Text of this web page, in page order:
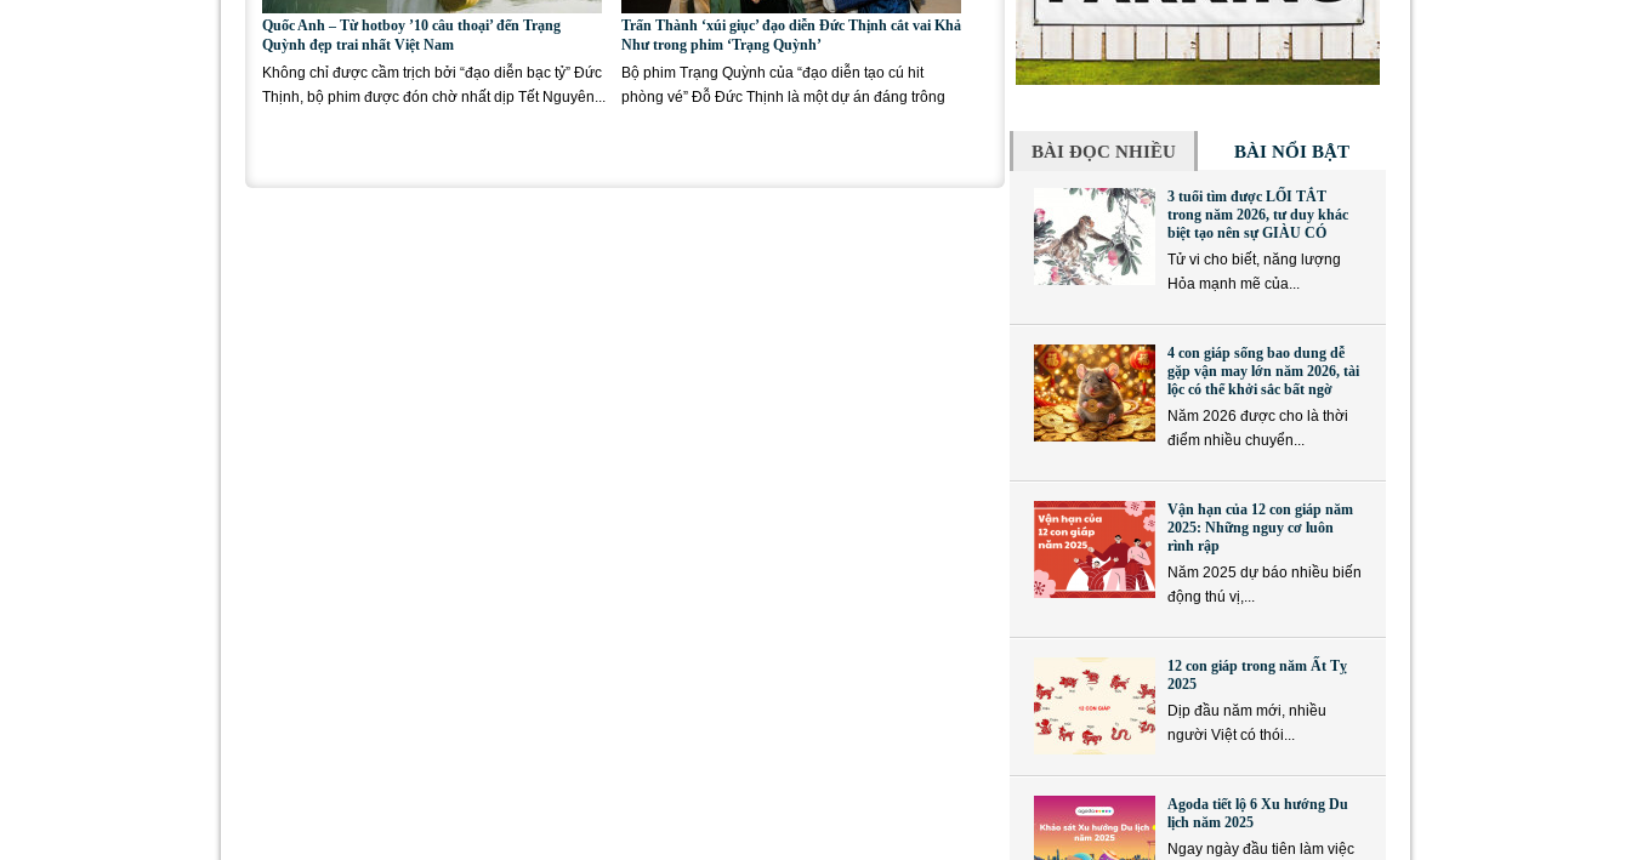
Quốc Anh – Từ hotboy ’10 câu thoại’ đến Trạng
Quỳnh đẹp trai nhất Việt Nam
Không chỉ được cầm trịch bởi “đạo diễn bạc tỷ” Đức
Thịnh, bộ phim được đón chờ nhất dịp Tết Nguyên...
Trấn Thành ‘xúi giục’ đạo diễn Đức Thịnh cắt vai Khả
Như trong phim ‘Trạng Quỳnh’
Bộ phim Trạng Quỳnh của “đạo diễn tạo cú hit
phòng vé” Đỗ Đức Thịnh là một dự án đáng trông
BÀI ĐỌC NHIỀU BÀI NỔI BẬT
3 tuổi tìm được LỐI TẮT
trong năm 2026, tư duy khác
biệt tạo nên sự GIÀU CÓ
Tử vi cho biết, năng lượng
Hỏa mạnh mẽ của...
4 con giáp sống bao dung dễ
gặp vận may lớn năm 2026, tài
lộc có thể khởi sắc bất ngờ
Năm 2026 được cho là thời
điểm nhiều chuyển...
Vận hạn của 12 con giáp năm
2025: Những nguy cơ luôn
rình rập
Năm 2025 dự báo nhiều biến
động thú vị,...
12 con giáp trong năm Ất Tỵ
2025
Dịp đầu năm mới, nhiều
người Việt có thói...
Agoda tiết lộ 6 Xu hướng Du
lịch năm 2025
Ngay ngày đầu tiên làm việc